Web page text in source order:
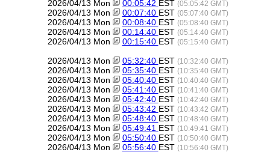
2026/04/13 Mon 00:05:42 EST (05:05:42 GMT)
2026/04/13 Mon 00:07:40 EST (05:07:40 GMT)
2026/04/13 Mon 00:08:40 EST (05:08:40 GMT)
2026/04/13 Mon 00:14:40 EST (05:14:40 GMT)
2026/04/13 Mon 00:15:40 EST (05:15:40 GMT)
2026/04/13 Mon 05:32:40 EST (10:32:40 GMT)
2026/04/13 Mon 05:35:40 EST (10:35:40 GMT)
2026/04/13 Mon 05:40:40 EST (10:40:40 GMT)
2026/04/13 Mon 05:41:40 EST (10:41:40 GMT)
2026/04/13 Mon 05:42:40 EST (10:42:40 GMT)
2026/04/13 Mon 05:43:42 EST (10:43:42 GMT)
2026/04/13 Mon 05:48:40 EST (10:48:40 GMT)
2026/04/13 Mon 05:49:41 EST (10:49:41 GMT)
2026/04/13 Mon 05:50:40 EST (10:50:40 GMT)
2026/04/13 Mon 05:56:40 EST (10:56:40 GMT)